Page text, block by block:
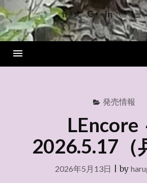
ス
キ
ッ
Facebook
TwitterGoogle+Linkedin
発売情報
LEncore
2026.5.17（
2026年5月13日 |by